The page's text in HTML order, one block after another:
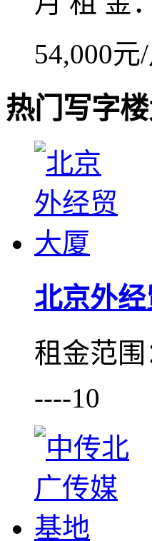
54,000元/
热门写字
北京外
租金范围
----10